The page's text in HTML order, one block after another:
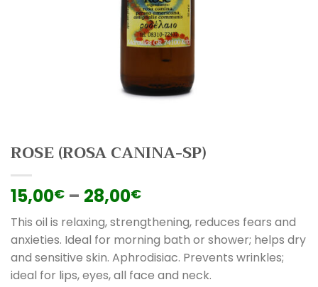
ROSE (ROSA CANINA-SP)
15,00€ – 28,00€
This oil is relaxing, strengthening, reduces fears and
anxieties. Ideal for morning bath or shower; helps dry
and sensitive skin. Aphrodisiac. Prevents wrinkles;
ideal for lips, eyes, all face and neck.